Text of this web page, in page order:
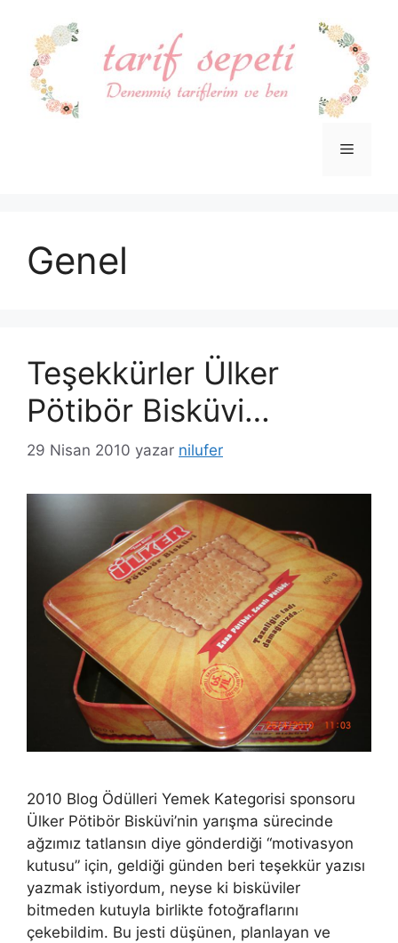
Menü
Genel
Teşekkürler Ülker
Pötibör Bisküvi…
29 Nisan 2010 yazar nilufer
2010 Blog Ödülleri Yemek Kategorisi sponsoru
Ülker Pötibör Bisküvi’nin yarışma sürecinde
ağzımız tatlansın diye gönderdiği “motivasyon
kutusu” için, geldiği günden beri teşekkür yazısı
yazmak istiyordum, neyse ki bisküviler
bitmeden kutuyla birlikte fotoğraflarını
çekebildim. Bu jesti düşünen, planlayan ve